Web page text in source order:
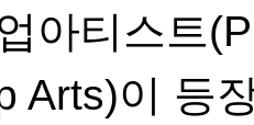
아티스트
Arts)이 등